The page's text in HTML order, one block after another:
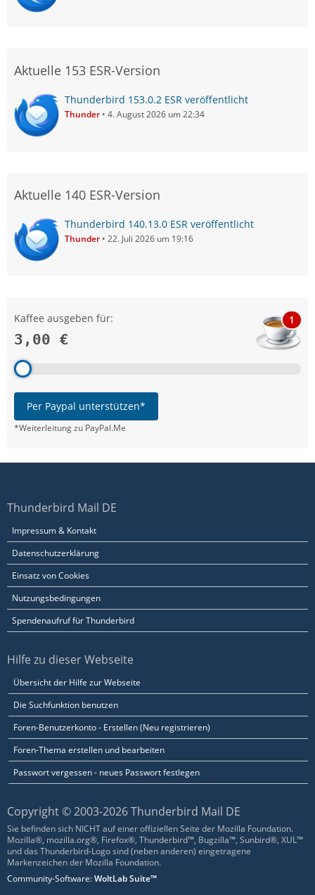
Aktuelle 153 ESR-Version
Thunderbird 153.0.2 ESR veröffentlicht
Thunder 4. August 2026 um 22:34
Aktuelle 140 ESR-Version
Thunderbird 140.13.0 ESR veröffentlicht
Thunder 22. Juli 2026 um 19:16
Kaffee ausgeben für:
3,00 €
1
Per Paypal unterstützen*
*Weiterleitung zu PayPal.Me
Thunderbird Mail DE
Impressum & Kontakt
Datenschutzerklärung
Einsatz von Cookies
Nutzungsbedingungen
Spendenaufruf für Thunderbird
Hilfe zu dieser Webseite
Übersicht der Hilfe zur Webseite
Die Suchfunktion benutzen
Foren-Benutzerkonto - Erstellen (Neu registrieren)
Foren-Thema erstellen und bearbeiten
Passwort vergessen - neues Passwort festlegen
Copyright © 2003-2026 Thunderbird Mail DE
Sie befinden sich NICHT auf einer offiziellen Seite der Mozilla Foundation.
Mozilla®, mozilla.org®, Firefox®, Thunderbird™, Bugzilla™, Sunbird®, XUL™
und das Thunderbird-Logo sind (neben anderen) eingetragene
Markenzeichen der Mozilla Foundation.
Community-Software:WoltLab Suite™